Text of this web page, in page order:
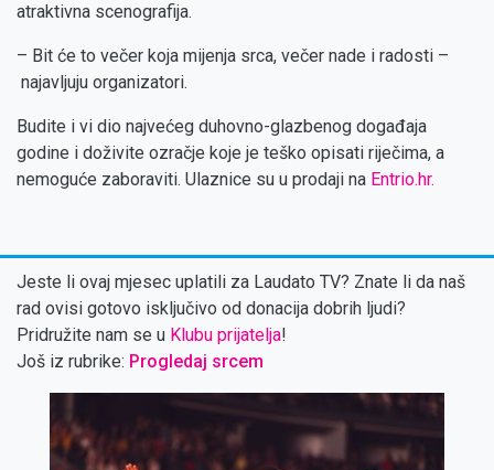
atraktivna scenografija.
– Bit će to večer koja mijenja srca, večer nade i radosti –
najavljuju organizatori.
Budite i vi dio najvećeg duhovno-glazbenog događaja
godine i doživite ozračje koje je teško opisati riječima, a
nemoguće zaboraviti. Ulaznice su u prodaji na Entrio.hr.
Jeste li ovaj mjesec uplatili za Laudato TV? Znate li da naš
rad ovisi gotovo isključivo od donacija dobrih ljudi?
Pridružite nam se u Klubu prijatelja!
Još iz rubrike: Progledaj srcem